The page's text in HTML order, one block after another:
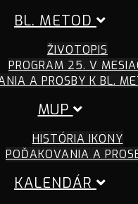
BL. METOD
ŽIVOTOPIS
PROGRAM 25. V
A PROSBY K BL.
MUP
HISTÓRIA IKONY
POĎAKOVANIA A
KALENDÁR